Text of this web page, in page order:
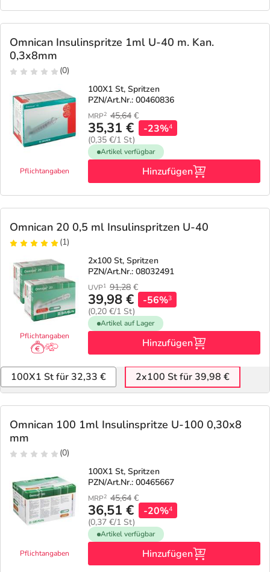
Tierapotheke
Vitamine & Mineralstoffe
Marken
Salus Deals
Omnican Insulinspritze 1ml U-40 m. Kan.
0,3x8mm
(0)
Pflichtangaben
100X1 St, Spritzen
PZN/Art.Nr.: 00460836
MRP2 45,64 €
35,31 €
(0,35 €/1 St)
-23%4
Artikel verfügbar
Hinzufügen
Omnican 20 0,5 ml Insulinspritzen U-40
(1)
Pflichtangaben
2x100 St, Spritzen
PZN/Art.Nr.: 08032491
UVP1 91,28 €
39,98 €
(0,20 €/1 St)
-56%3
Artikel auf Lager
Hinzufügen
100X1 St für 32,33 € 2x100 St für 39,98 €
Omnican 100 1ml Insulinspritze U-100 0,30x8
mm
(0)
Pflichtangaben
100X1 St, Spritzen
PZN/Art.Nr.: 00465667
MRP2 45,64 €
36,51 €
(0,37 €/1 St)
-20%4
Artikel verfügbar
Hinzufügen